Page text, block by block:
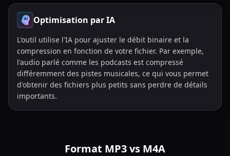
Optimisation par IA
L'outil utilise l'IA pour ajuster le débit binaire et la
compression en fonction de votre fichier. Par exemple,
l'audio parlé comme les podcasts est compressé
différemment des pistes musicales, ce qui vous permet
d'obtenir des fichiers plus petits sans perdre de détails
importants.
Format MP3 vs M4A